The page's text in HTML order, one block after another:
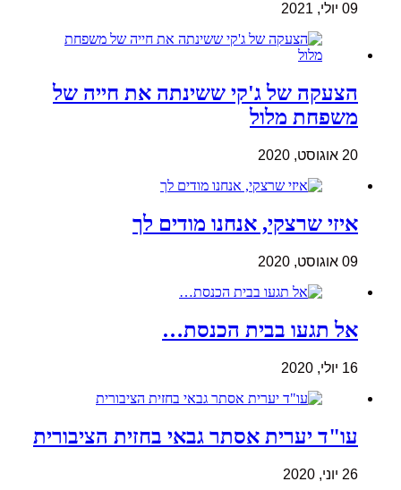
09 יולי, 2021
הצעקה של ג'קי ששינתה את חייה של
משפחת מלול
20 אוגוסט, 2020
איזי שרצקי, אנחנו מודים לך
09 אוגוסט, 2020
אל תגעו בבית הכנסת…
16 יולי, 2020
עו"ד יערית אסתר גבאי בחזית הציבורית
26 יוני, 2020